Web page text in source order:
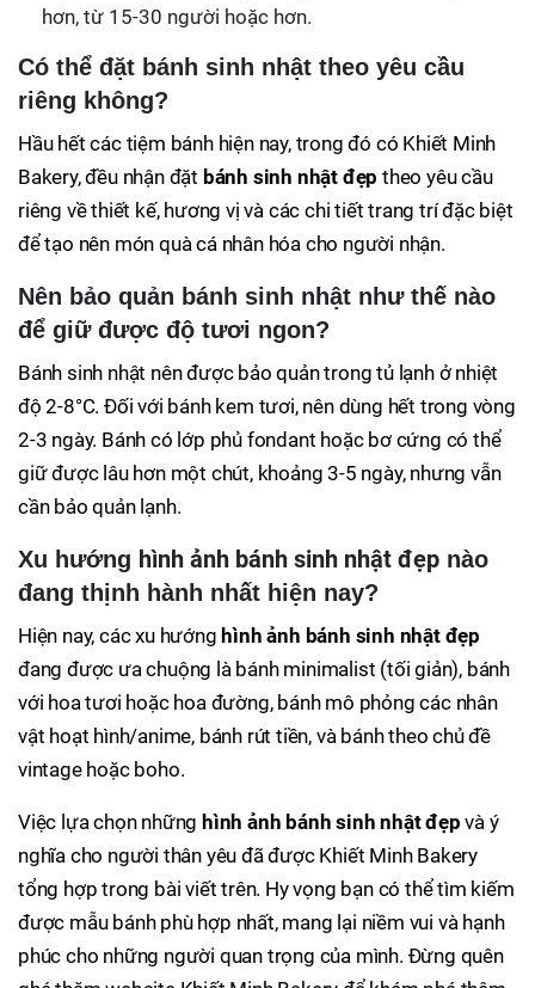
hơn, từ 15-30 người hoặc hơn.
Có thể đặt bánh sinh nhật theo yêu cầu
riêng không?
Hầu hết các tiệm bánh hiện nay, trong đó có Khiết Minh
Bakery, đều nhận đặt bánh sinh nhật đẹp theo yêu cầu
riêng về thiết kế, hương vị và các chi tiết trang trí đặc biệt
để tạo nên món quà cá nhân hóa cho người nhận.
Nên bảo quản bánh sinh nhật như thế nào
để giữ được độ tươi ngon?
Bánh sinh nhật nên được bảo quản trong tủ lạnh ở nhiệt
độ 2-8°C. Đối với bánh kem tươi, nên dùng hết trong vòng
2-3 ngày. Bánh có lớp phủ fondant hoặc bơ cứng có thể
giữ được lâu hơn một chút, khoảng 3-5 ngày, nhưng vẫn
cần bảo quản lạnh.
Xu hướng hình ảnh bánh sinh nhật đẹp nào
đang thịnh hành nhất hiện nay?
Hiện nay, các xu hướng hình ảnh bánh sinh nhật đẹp
đang được ưa chuộng là bánh minimalist (tối giản), bánh
với hoa tươi hoặc hoa đường, bánh mô phỏng các nhân
vật hoạt hình/anime, bánh rút tiền, và bánh theo chủ đề
vintage hoặc boho.
Việc lựa chọn những hình ảnh bánh sinh nhật đẹp và ý
nghĩa cho người thân yêu đã được Khiết Minh Bakery
tổng hợp trong bài viết trên. Hy vọng bạn có thể tìm kiếm
được mẫu bánh phù hợp nhất, mang lại niềm vui và hạnh
phúc cho những người quan trọng của mình. Đừng quên